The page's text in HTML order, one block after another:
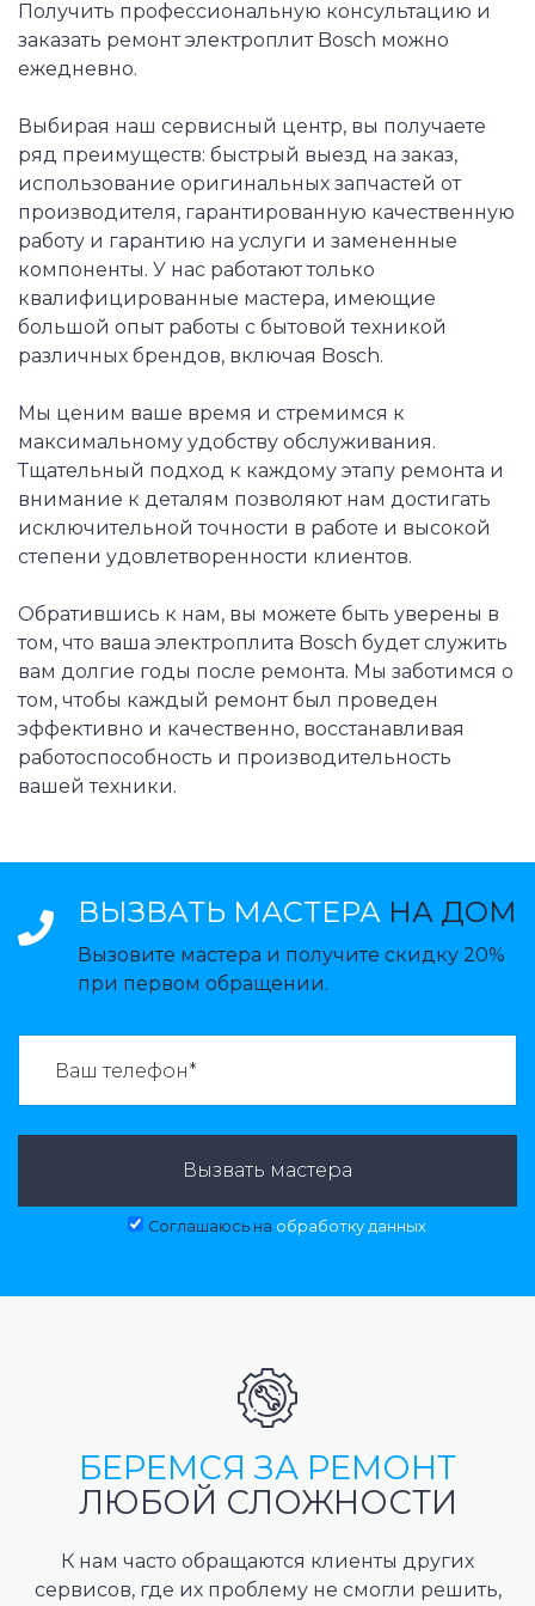
Получить профессиональную консультацию и
заказать ремонт электроплит Bosch можно
ежедневно.
Выбирая наш сервисный центр, вы получаете
ряд преимуществ: быстрый выезд на заказ,
использование оригинальных запчастей от
производителя, гарантированную качественную
работу и гарантию на услуги и замененные
компоненты. У нас работают только
квалифицированные мастера, имеющие
большой опыт работы с бытовой техникой
различных брендов, включая Bosch.
Мы ценим ваше время и стремимся к
максимальному удобству обслуживания.
Тщательный подход к каждому этапу ремонта и
внимание к деталям позволяют нам достигать
исключительной точности в работе и высокой
степени удовлетворенности клиентов.
Обратившись к нам, вы можете быть уверены в
том, что ваша электроплита Bosch будет служить
вам долгие годы после ремонта. Мы заботимся о
том, чтобы каждый ремонт был проведен
эффективно и качественно, восстанавливая
работоспособность и производительность
вашей техники.
ВЫЗВАТЬ МАСТЕРА НА ДОМ
Вызовите мастера и получите скидку 20%
при первом обращении.
Вызвать мастера
Соглашаюсь на обработку данных
БЕРЕМСЯ ЗА РЕМОНТ
ЛЮБОЙ СЛОЖНОСТИ
К нам часто обращаются клиенты других
сервисов, где их проблему не смогли решить,